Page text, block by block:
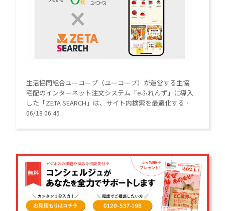
生活協同組合ユーコープ（ユーコープ）が運営する生協
宅配のインターネット注文システム「eふれんず」に導入
した「ZETA SEARCH」は、サイト内検索を最適化するマ
ーケティングソリューション。
06/18 06:45